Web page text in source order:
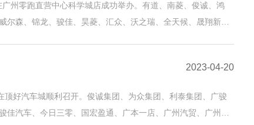
州零跑直营中心科学城店成功举办。有道、南菱、俊诚、鸿
森、锦龙、骏佳、昊菱、汇众、沃之瑞、全天候、晟翔新能
2023-04-20
好汽车城顺利召开。俊诚集团、为众集团、利泰集团、广骏
汽车、今日三零、国宏盈通、广本一店、广州汽贸、广州旧